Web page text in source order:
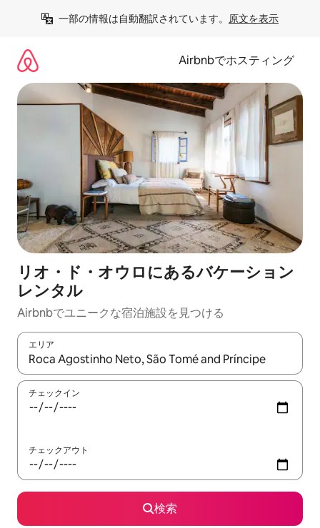
一部の情報は自動翻訳されています。 原文を表示
Airbnbでホスティング
リオ・ド・オウロにあるバケーション
レンタル
Airbnbでユニークな宿泊施設を見つける
エリア
検索結果が表示されたら、上下の矢印キーを使って移動するか
チェックイン
チェックアウト
検索